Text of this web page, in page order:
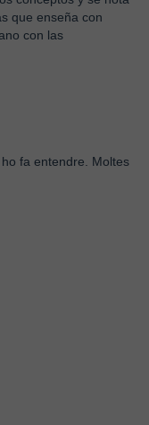
que enseña con
con las
fa entendre. Moltes